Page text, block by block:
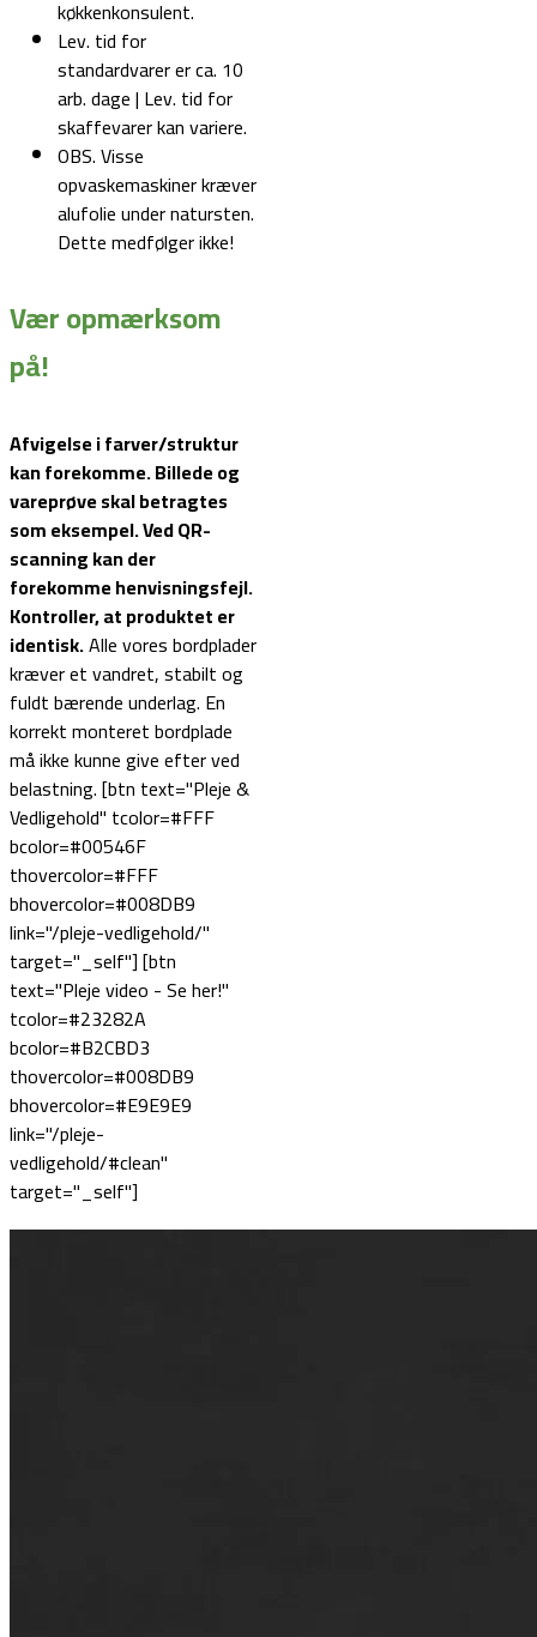
køkkenkonsulent.
Lev. tid for
standardvarer er ca. 10
arb. dage | Lev. tid for
skaffevarer kan variere.
OBS. Visse
opvaskemaskiner kræver
alufolie under natursten.
Dette medfølger ikke!
Vær opmærksom
på!
Afvigelse i farver/struktur
kan forekomme. Billede og
vareprøve skal betragtes
som eksempel.Ved QR-
scanning kan der
forekomme henvisningsfejl.
Kontroller, at produktet er
identisk.Alle vores bordplader
kræver et vandret, stabilt og
fuldt bærende underlag. En
korrekt monteret bordplade
må ikke kunne give efter ved
belastning. [btn text="Pleje &
Vedligehold" tcolor=#FFF
bcolor=#00546F
thovercolor=#FFF
bhovercolor=#008DB9
link="/pleje-vedligehold/"
target="_self"] [btn
text="Pleje video - Se her!"
tcolor=#23282A
bcolor=#B2CBD3
thovercolor=#008DB9
bhovercolor=#E9E9E9
link="/pleje-
vedligehold/#clean"
target="_self"]